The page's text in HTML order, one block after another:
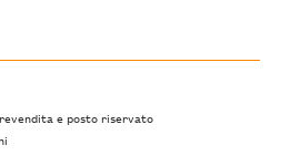
e posto riservato